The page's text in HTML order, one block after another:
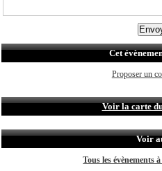
Cet
Proposer un
Voir la carte
Voir
Tous les évènements